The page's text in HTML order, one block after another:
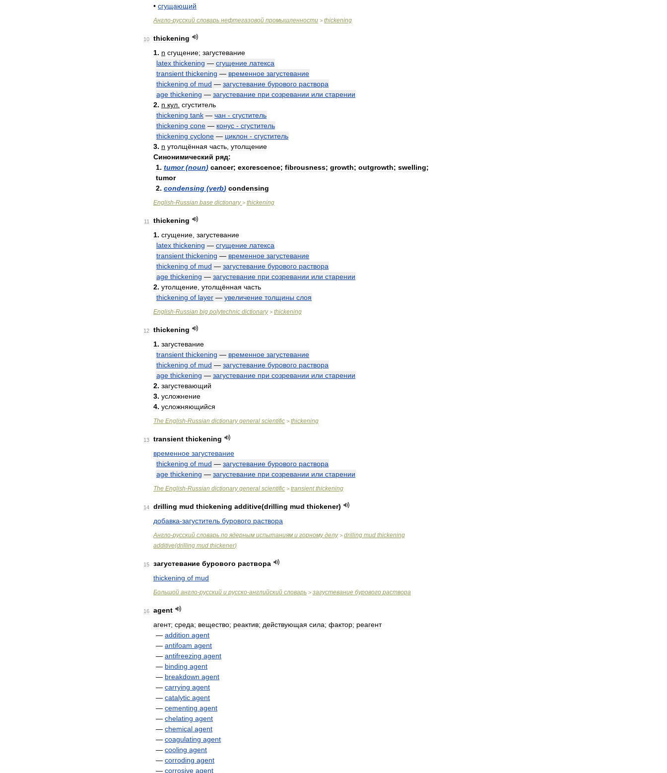
• сгущающий
Англо-русский словарь нефтегазовой промышленности > thickening
10
thickening
1. n сгущение; загустевание
latex thickening — сгущение латекса
transient thickening — временное загустевание
thickening of mud — загустевание бурового раствора
age thickening — загустевание при созревании или старении
2. n кул сгуститель
thickening tank — чан - сгуститель
thickening cone — конус - сгуститель
thickening cyclone — циклон - сгуститель
3. n утолщённая часть утолщение
Синонимический ряд:
1. tumor(noun) cancer; excrescence; fibrousness; growth; outgrowth; swelling;
tumor
2. condensing (verb) condensing
English-Russian base dictionary > thickening
11
thickening
1. сгущение загустевание
latex thickening — сгущение латекса
transient thickening — временное загустевание
thickening of mud — загустевание бурового раствора
age thickening — загустевание при созревании или старении
2. утолщение утолщённая часть
thickening of layer — увеличение толщины слоя
English-Russian big polytechnic dictionary> thickening
12
thickening
1. загустевание
transient thickening — временное загустевание
thickening of mud — загустевание бурового раствора
age thickening — загустевание при созревании или старении
2. загустевающий
3. усложнение
4. усложняющийся
The English-Russian dictionary general scientific > thickening
13 transient thickening
временное загустевание
thickening of mud — загустевание бурового раствора
age thickening — загустевание при созревании или старении
The English-Russian dictionary general scientific > transient thickening
14 drilling mud thickening additive(drilling mud thickener)
добавка-загуститель бурового раствора
Англо-русский словарь по ядерным испытаниям и горному делу> drilling mud thickening
additive(drilling mud thickener)
15 загустевание бурового раствора
thickening of mud
Большой англо-русский и русско-английский словарь > загустевание бурового раствора
16
agent
агент; среда; вещество; реактив; действующая сила; фактор; реагент
— addition agent
— antifoam agent
— antifreezing agent
— binding agent
— breakdown agent
— carrying agent
— catalytic agent
— cementing agent
— chelating agent
— chemical agent
— coagulating agent
— cooling agent
— corroding agent
— corrosive agent